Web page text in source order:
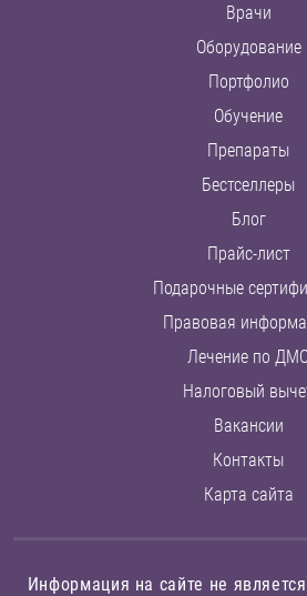
Врачи
Оборудование
Портфолио
Обучение
Препараты
Бестселлеры
Блог
Прайс-лист
Подарочные
Правовая
Лечение по ДМС
Налоговый
Вакансии
Контакты
Карта сайта
Информация на сайте не